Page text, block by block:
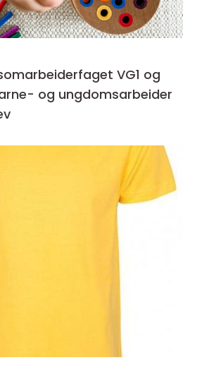
VG1 og
og ungdomsarbeider